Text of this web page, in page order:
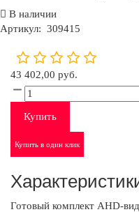
В наличии
Артикул: 309415
43 402,00 руб.
Купить
Купить в один клик
Готовый комплект AHD-